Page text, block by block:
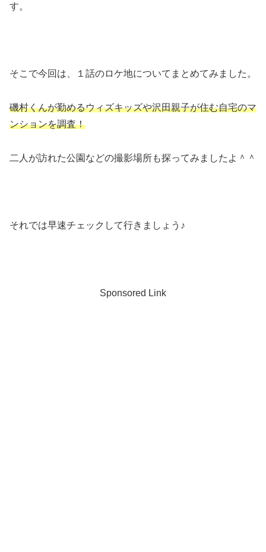
す。
そこで今回は、１話のロケ地についてまとめてみました。
磯村くんが勤めるウィズキッズや沢田親子が住む自宅のマ
ンションを調査！
二人が訪れた公園などの撮影場所も探ってみましたよ＾＾
それでは早速チェックして行きましょう♪
Sponsored Link